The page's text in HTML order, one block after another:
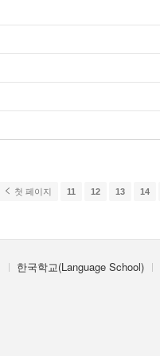
첫 페이지 11 12 13 14
한국학교(Language School)